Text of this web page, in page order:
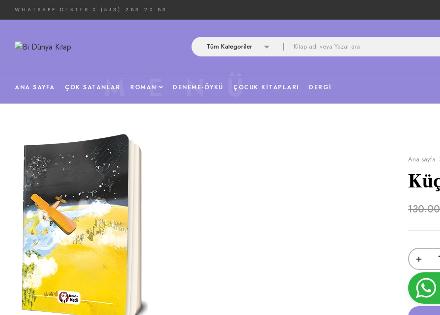
WHATSAPP DESTEK 0 (543) 283 20 83
Tüm Kategoriler
ANA SAYFA ÇOK SATANLAR ROMAN DENEME-ÖYKÜ ÇOCUK KITAPLARI DERGI
MENÜ
Ana sayfa
130.00